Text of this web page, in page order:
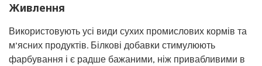
Живлення
Використовують усі види сухих промислових кормів та
м’ясних продуктів. Білкові добавки стимулюють
фарбування і є радше бажаними, ніж привабливими в